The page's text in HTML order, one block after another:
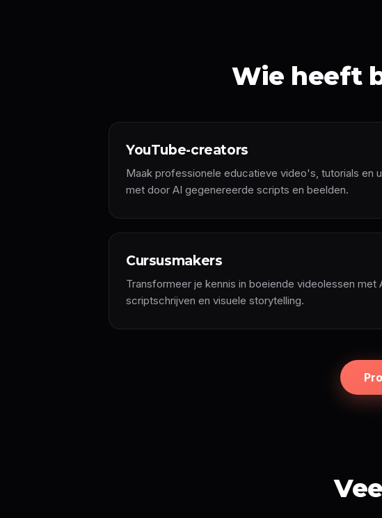
Wie heeft
YouTube-creators
Maak professionele educatieve video's, tutorials en
met door AI gegenereerde scripts en beelden.
Cursusmakers
Transformeer je kennis in boeiende videolessen met
scriptschrijven en visuele storytelling.